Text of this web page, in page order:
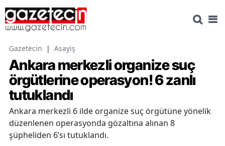
Gazetecin | Asayiş
Ankara merkezli organize suç
örgütlerine operasyon! 6 zanlı
tutuklandı
Ankara merkezli 6 ilde organize suç örgütüne yönelik
düzenlenen operasyonda gözaltına alınan 8
şüpheliden 6’sı tutuklandı.